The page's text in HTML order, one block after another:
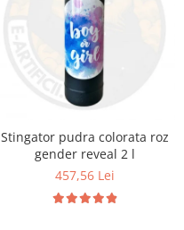
Stingator pudra colorata roz
gender reveal 2 l
457,56 Lei